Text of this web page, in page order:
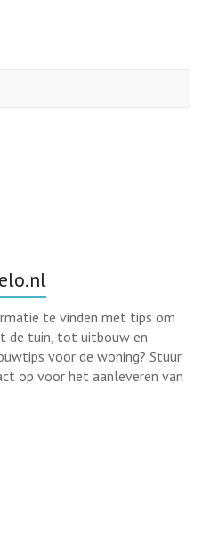
te vinden met tips om
de tuin, tot uitbouw en
voor de woning? Stuur
op voor het aanleveren van